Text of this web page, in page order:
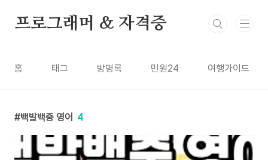
프로그래머 & 자격증
홈 태그 방명록 민원24 여행가이드
백발백중 영어 4